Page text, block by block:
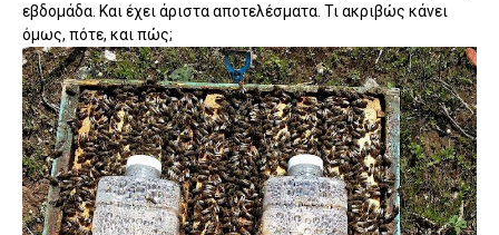
εβδομάδα. Και έχει άριστα αποτελέσματα. Τι ακριβώς κάνει
όμως, πότε, και πώς;